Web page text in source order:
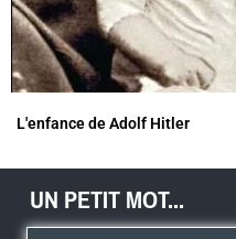
L'enfance de Adolf Hitler
UN PETIT MOT...